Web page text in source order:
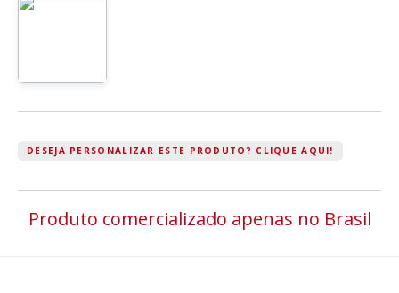
DESEJA PERSONALIZAR ESTE PRODUTO? CLIQUE AQUI!
Produto comercializado apenas no Brasil